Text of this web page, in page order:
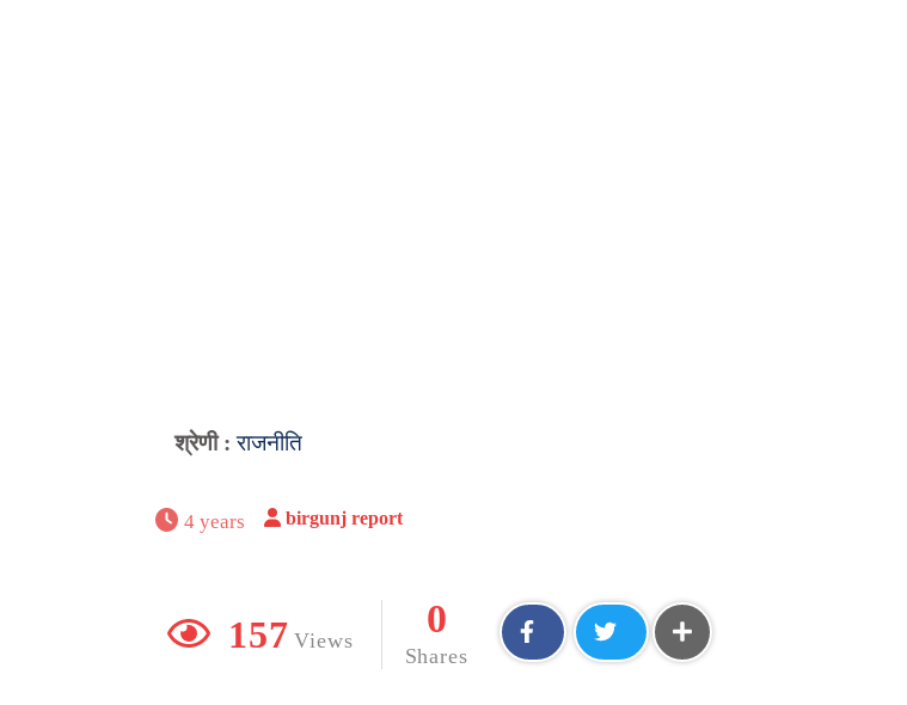
श्रेणी :राजनीति
4 years birgunj report
157 Views
0
Shares